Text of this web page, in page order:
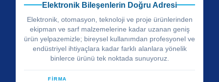
Elektronik Bileşenlerin Doğru Adresi
Elektronik, otomasyon, teknoloji ve proje ürünlerinden
ekipman ve sarf malzemelerine kadar uzanan geniş
ürün yelpazemizle; bireysel kullanımdan profesyonel ve
endüstriyel ihtiyaçlara kadar farklı alanlara yönelik
binlerce ürünü tek noktada sunuyoruz.
FİRMA